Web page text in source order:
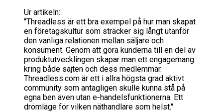
Ur artikeln:
"Threadless är ett bra exempel på hur man skapat
en företagskultur som sträcker sig långt utanför
den vanliga relationen mellan säljare och
konsument. Genom att göra kunderna till en del av
produktutvecklingen skapar man ett engagemang
kring både sajten och dess medlemmar.
Threadless.com är ett i allra högsta grad aktivt
community som antagligen skulle kunna stå på
egna ben även utan e-handelsfunktionerna. Ett
drömläge för vilken näthandlare som helst."